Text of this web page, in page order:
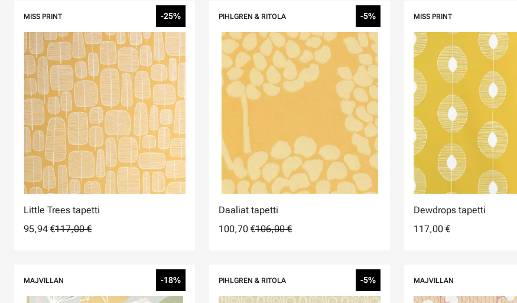
MISS PRINT -25%
Little Trees tapetti
95,94 €117,00 €
PIHLGREN & RITOLA -5%
Daaliat tapetti
100,70 €106,00 €
MISS PRINT
Dewdrops tapetti
117,00 €
MAJVILLAN -18% PIHLGREN & RITOLA -5% MAJVILLAN